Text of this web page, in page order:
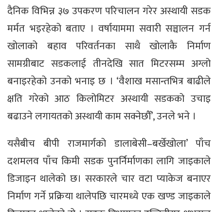
दैनिक विभिन्न ३७ उपकरण परिचालन गरेर अस्थायी सडक
मर्मत भइरहेको बताए । वर्षायाममा सवारी सञ्चालन गर्न
खोलाको बहाव परिवर्तनका साथै खोलाकै निर्माण
सामग्रीबाट सडकलाई तीनदेखि सात मिटरसम्म अग्लो
बनाइरहेको उनको भनाइ छ । ‘वैशाख मसान्तभित्र बाढीले
क्षति गरेको आठ किलोमिटर अस्थायी सडकको उचाइ
बढाउने लगायतको अस्थायी काम सक्नेछौँ’, उनले भने ।
यसैबीच बीपी राजमार्गको डालाबेसी–बर्खेखोला’ पाँच
दशमलव पाँच किमी सडक पुनर्निर्माणका लागि जाइकाले
डिजाइन थालेको छ। सरकारले चार वटा प्याकेज बनाएर
निर्माण गर्ने प्रक्रिया थालेपछि चारमध्ये एक खण्ड जाइकाले